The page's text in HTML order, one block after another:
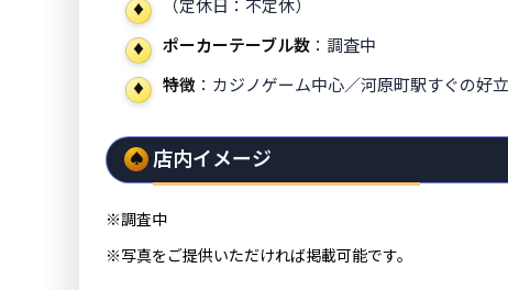
（定休日：不定休）
ポーカーテーブル数 ：調査中
特徴 ：カジノゲーム中心／河原町駅すぐの好
店内イメージ
※調査中
※写真をご提供いただければ掲載可能です。